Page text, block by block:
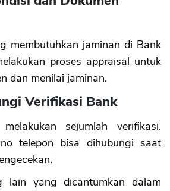
membutuhkan jaminan di Bank
proses appraisal untuk
dan menilai jaminan.
Verifikasi Bank
sejumlah verifikasi.
telepon bisa dihubungi saat
lain yang dicantumkan dalam